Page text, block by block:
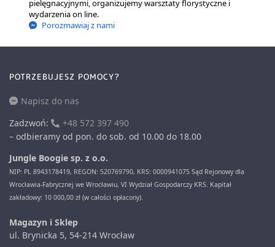
pielęgnacyjnymi, organizujemy warsztaty florystyczne i
wydarzenia on line.
Porozmawiaj z nami
POTRZEBUJESZ POMOCY?
Napisz do nas
Zadzwoń:
+48 572 397 490
– odbieramy od pon. do sob. od 10.00 do 18.00
Jungle Boogie sp. z o.o.
NIP: PL 8943178419, REGON: 520769790, KRS: 0000941075 Sąd Rejonowy dla
Wrocławia-Fabrycznej we Wrocławiu, VI Wydział Gospodarczy KRS. Kapitał
zakładowy: 10 000,00 zł (w całości opłacony).
Magazyn i Sklep
ul. Brynicka 5, 54-214 Wrocław